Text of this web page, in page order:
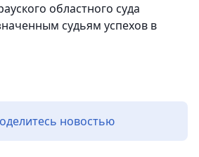
областного суда
судьям успехов в
новостью